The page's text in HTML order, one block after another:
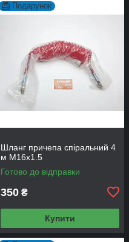
Подарунок
Шланг причепа спіральний 4
м М16x1.5
Готово до відправки
350 ₴
Купити